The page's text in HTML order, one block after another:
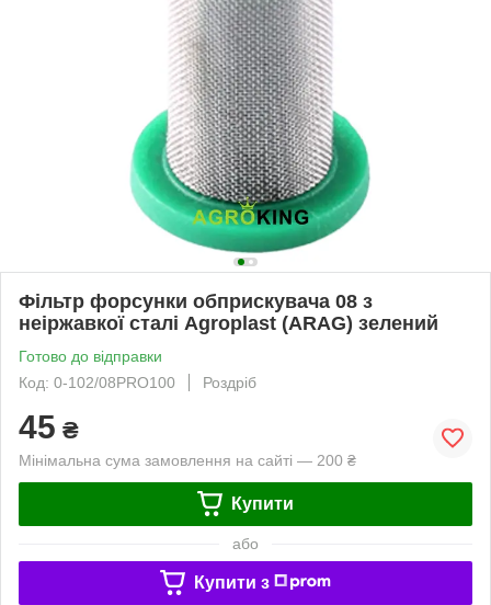
Фільтр форсунки обприскувача 08 з
неіржавкої сталі Agroplast (ARAG) зелений
Готово до відправки
Код: 0-102/08PRO100
Роздріб
45 ₴
Мінімальна сума замовлення на сайті — 200 ₴
Купити
або
Купити з